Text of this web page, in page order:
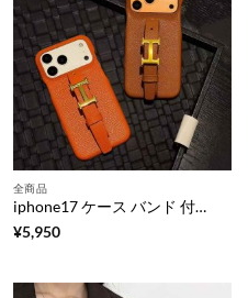
全商品
iphone17 ケース バンド 付き ブランド エルメス 風 iphone17pro/17promax ケース アイフォン16/16pro ケース 革 ブランド iphone16promax/15pro ケース 人気 大人 女子 iphone14/13 ケース 落下 防止 おしゃれ
¥5,950